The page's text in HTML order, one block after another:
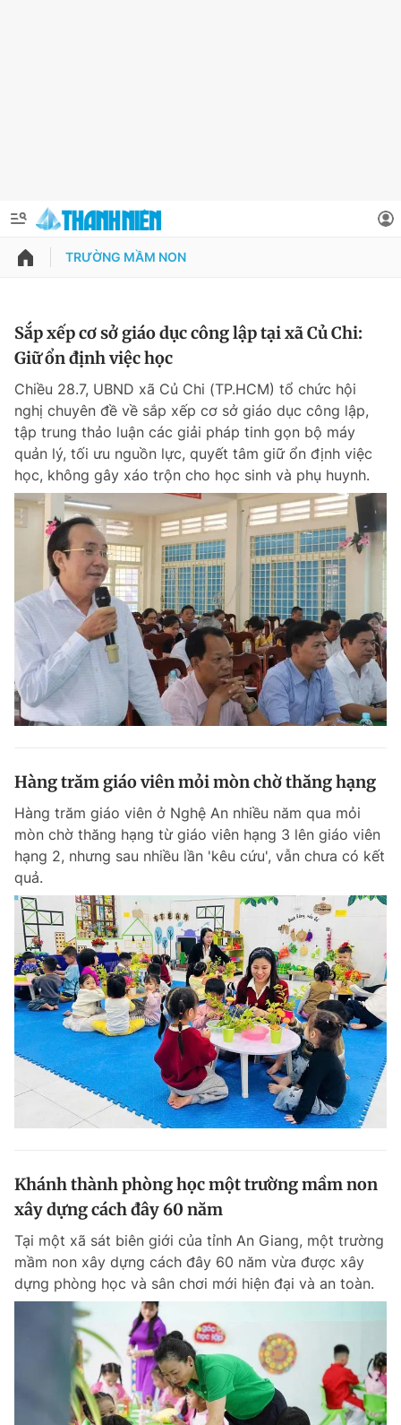
QUẢNG CÁO
Chuyên mục khác
Chào ngày mới Tin 24h
Tin thị trường Tin 360
Video Magazine
Sản phẩm khác
Tiện ích Bạn cần biết
Thông tin tòa soạn Liên hệ quảng cáo
Đọc Thanh Niên trên điện thoại
Theo dõi báo trên
Hotline
0906 645 777
Liên hệ quảng cáo
0908 780 404
Đặt báo Quảng cáo RSS Tòa soạn Chính sách bảo
Tổng biên tập: Nguyễn Ngọc Toàn
Phó tổng biên tập: Trần Việt Hưng
Tổng thư ký tòa soạn: Đức Trung
Giấy phép xuất bản số 110/GP - BTTTT cấp ngày 24.3.2020
© 2003-2026 Bản quyền thuộc về Báo Thanh Niên. Cấm sao chép
dưới mọi hình thức nếu không có sự chấp thuận bằng văn bản.
Phát triển bởi ePi Technologies, JSC.
Thông tin tài khoản
Đổi mật khẩu
Tin đã lưu
Tin đã xem
Đăng xuất
TRƯỜNG MẦM NON
Sắp xếp cơ sở giáo dục công lập tại xã Củ Chi:
Giữ ổn định việc học
Chiều 28.7, UBND xã Củ Chi (TP.HCM) tổ chức hội
nghị chuyên đề về sắp xếp cơ sở giáo dục công lập,
tập trung thảo luận các giải pháp tinh gọn bộ máy
quản lý, tối ưu nguồn lực, quyết tâm giữ ổn định việc
học, không gây xáo trộn cho học sinh và phụ huynh.
Hàng trăm giáo viên mỏi mòn chờ thăng hạng
Hàng trăm giáo viên ở Nghệ An nhiều năm qua mỏi
mòn chờ thăng hạng từ giáo viên hạng 3 lên giáo viên
hạng 2, nhưng sau nhiều lần 'kêu cứu', vẫn chưa có kết
quả.
Khánh thành phòng học một trường mầm non
xây dựng cách đây 60 năm
Tại một xã sát biên giới của tỉnh An Giang, một trường
mầm non xây dựng cách đây 60 năm vừa được xây
dựng phòng học và sân chơi mới hiện đại và an toàn.